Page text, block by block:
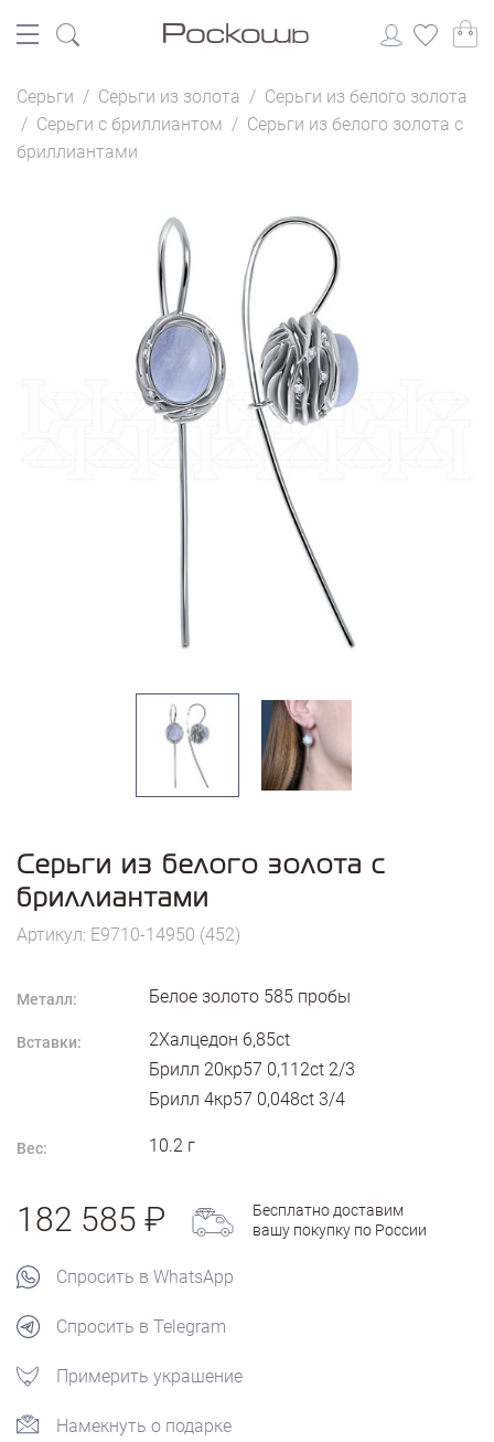
Серьги / Серьги из золота / Серьги из белого золота
/ Серьги с бриллиантом / Серьги из белого золота с
бриллиантами
Серьги из белого золота с
бриллиантами
Артикул: E9710-14950 (452)
Металл: Белое золото 585 пробы
Вставки:
2Халцедон 6,85ct
Брилл 20кр57 0,112ct 2/3
Брилл 4кр57 0,048ct 3/4
Вес: 10.2 г
182 585
Бесплатно доставим
вашу покупку по России
Спросить в WhatsApp
Спросить в Telegram
Примерить украшение
Намекнуть о подарке